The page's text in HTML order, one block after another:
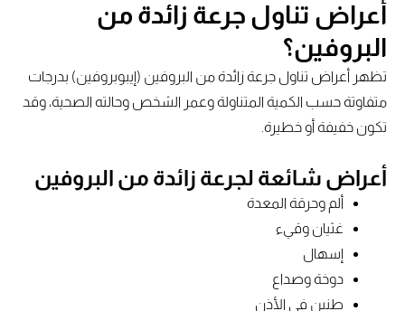
أعراض تناول جرعة زائدة من
البروفين؟
تظهر أعراض تناول جرعة زائدة من البروفين (إيبوبروفين) بدرجات
متفاوتة حسب الكمية المتناولة وعمر الشخص وحالته الصحية، وقد
تكون خفيفة أو خطيرة.
أعراض شائعة لجرعة زائدة من البروفين
ألم وحرقة المعدة
غثيان وقيء
إسهال
دوخة وصداع
طنين في الأذن